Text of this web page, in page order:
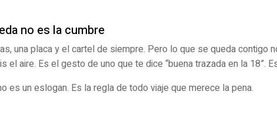
no es la cumbre
una placa y el cartel de siempre. Pero lo que se queda contigo
el aire. Es el gesto de uno que te dice “buena trazada en la 18”.
es un eslogan. Es la regla de todo viaje que merece la pena.